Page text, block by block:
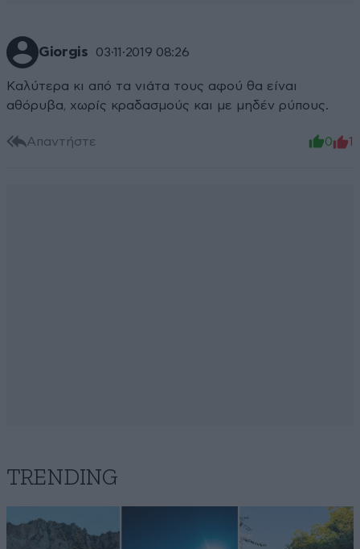
Giorgis 03·11·2019 08:26
Καλύτερα κι από τα νιάτα τους αφού θα είναι
αθόρυβα, χωρίς κραδασμούς και με μηδέν ρύπους.
Απαντήστε 0 1
TRENDING